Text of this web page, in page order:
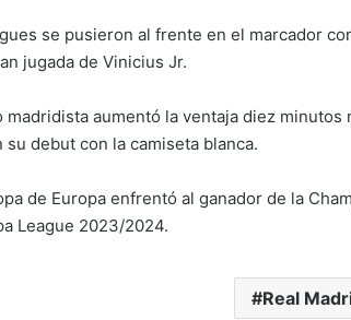
se pusieron al frente en el marcador
jugada de Vinicius Jr.
madridista aumentó la ventaja diez minutos
su debut con la camiseta blanca.
de Europa enfrentó al ganador de la
League 2023/2024.
Real